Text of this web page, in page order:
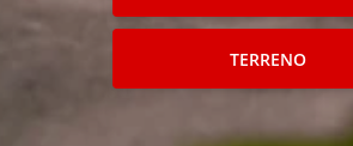
TERRENO